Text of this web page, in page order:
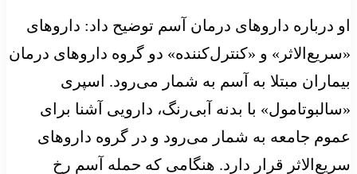
او درباره داروهای درمان آسم توضیح داد: داروهای
«سریع‌الاثر» و «کنترل‌کننده» دو گروه داروهای درمان
بیماران مبتلا به آسم به شمار می‌رود. اسپری
«سالبوتامول» با بدنه آبی‌رنگ، دارویی آشنا برای
عموم جامعه به شمار می‌رود و در گروه داروهای
سریع‌الاثر قرار دارد. هنگامی که حمله آسم رخ